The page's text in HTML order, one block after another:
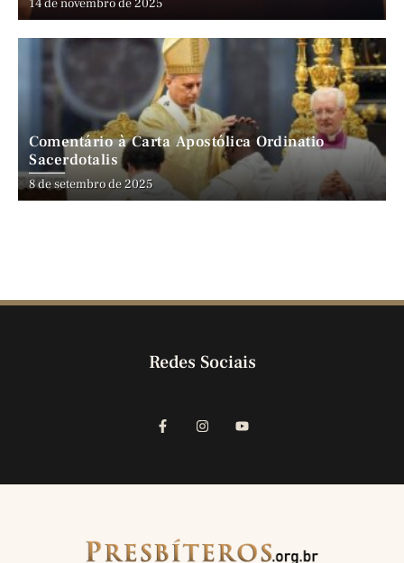
14 de novembro de 2025
Comentário à Carta Apostólica Ordinatio
Sacerdotalis
8 de setembro de 2025
Redes Sociais